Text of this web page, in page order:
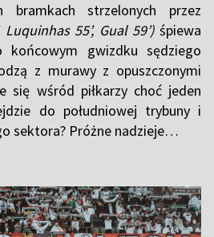
bramkach strzelonych przez
Luquinhas 55’, Gual 59’)śpiewa
końcowym gwizdku sędziego
z murawy z opuszczonymi
się wśród piłkarzy choć jeden
do południowej trybuny i
sektora? Próżne nadzieje…